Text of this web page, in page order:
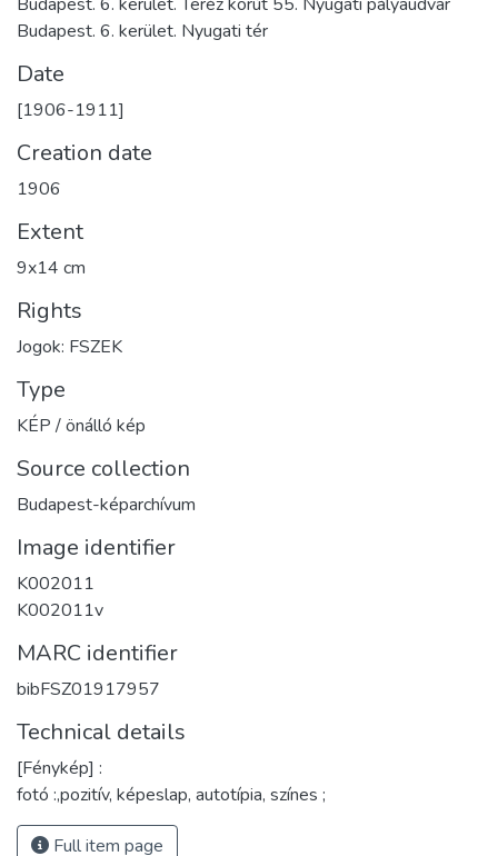
Budapest. 6. kerület. Nyugati tér
Date
[1906-1911]
Creation date
1906
Extent
9x14 cm
Rights
Jogok: FSZEK
Type
KÉP / önálló kép
Source collection
Budapest-képarchívum
Image identifier
K002011
K002011v
MARC identifier
bibFSZ01917957
Technical details
[Fénykép] :
fotó :,pozitív, képeslap, autotípia, színes ;
Full item page